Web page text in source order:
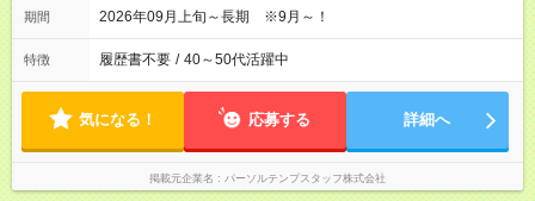
期間 2026年09月上旬～長期 ※9月～！
特徴 履歴書不要 / 40～50代活躍中
気になる！ 応募する 詳細へ
掲載元企業名 パーソルテンプスタッフ株式会社